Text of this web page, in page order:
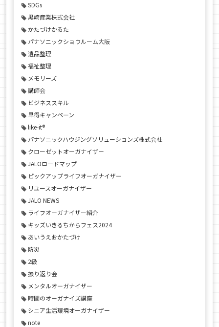
SDGs
黒崎産業株式会社
かたづけかるた
パナソニックショウルーム大阪
遺品整理
福祉整理
メモリーズ
講師会
ビジネススキル
早得キャンペーン
like-it®
パナソニックハウジングソリューションズ株式会社
クローゼットオーガナイザー
JALOロードマップ
ピックアップライフオーガナイザー
リユースオーガナイザー
JALO NEWS
ライフオーガナイザー紹介
キッズいきるちからフェス2024
あいうえおかたづけ
防災
2級
振り返り会
メンタルオーガナイザー
時間のオーガナイズ講座
シニア生活環境オーガナイザー
note